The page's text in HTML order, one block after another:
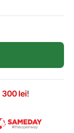
300 lei!